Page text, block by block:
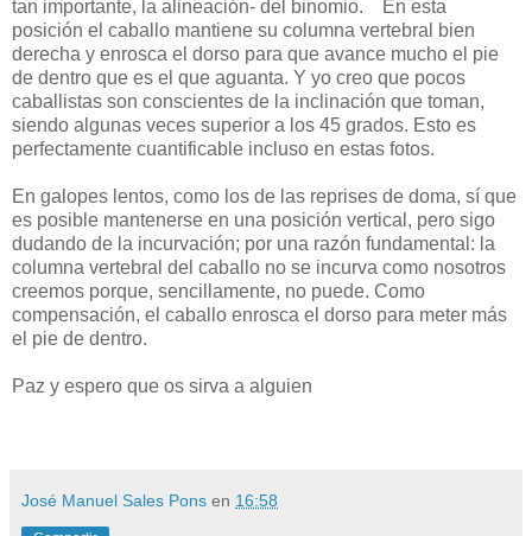
tan importante, la alineación- del binomio.
En esta
posición el caballo mantiene su columna vertebral bien
derecha y enrosca el dorso para que avance mucho el pie
de dentro que es el que aguanta. Y yo creo que pocos
caballistas son conscientes de la inclinación que toman,
siendo algunas veces superior a los 45 grados. Esto es
perfectamente cuantificable incluso en estas fotos.
En galopes lentos, como los de las reprises de doma, sí que
es posible mantenerse en una posición vertical, pero sigo
dudando de la incurvación; por una razón fundamental: la
columna vertebral del caballo no se incurva como nosotros
creemos porque, sencillamente, no puede. Como
compensación, el caballo enrosca el dorso para meter más
el pie de dentro.
Paz y espero que os sirva a alguien
José Manuel Sales Pons en 16:58